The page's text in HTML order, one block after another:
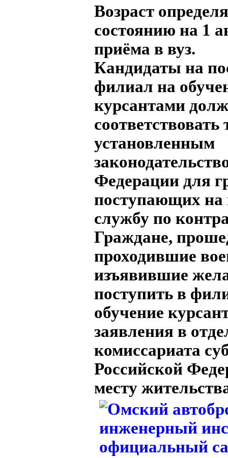
Возраст
состоянию на 1
приёма в вуз.
Кандидаты на
филиал на
курсантами
установленным
Федерации для
поступающих на
службу по
Граждане,
проходившие
изъявившие
поступить в
обучение
заявления в
комиссариата
Российской
месту